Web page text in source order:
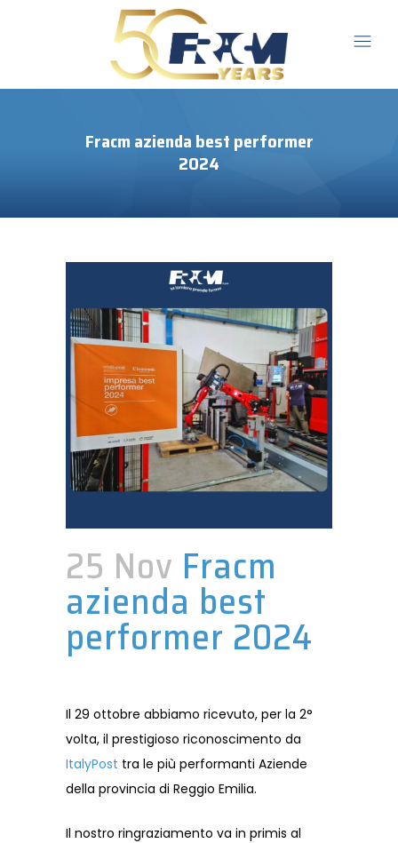
Fracm azienda best performer
2024
25 Nov Fracm
azienda best
performer 2024
Il 29 ottobre abbiamo ricevuto, per la 2°
volta, il prestigioso riconoscimento da
ItalyPost tra le più performanti Aziende
della provincia di Reggio Emilia.
Il nostro ringraziamento va in primis al